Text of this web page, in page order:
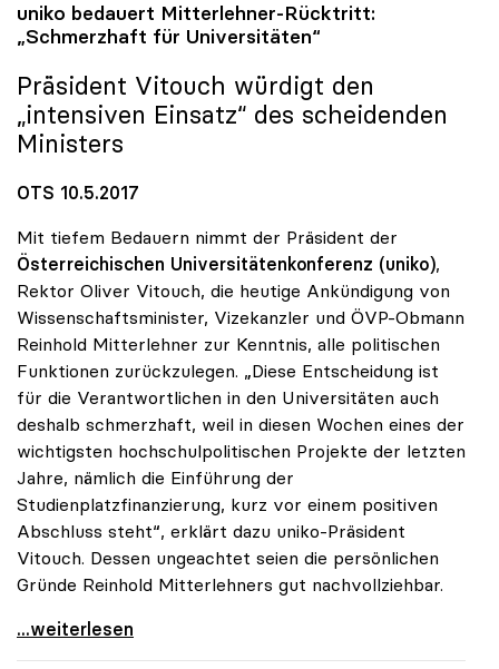
uniko bedauert Mitterlehner-Rücktritt:
„Schmerzhaft für Universitäten“
Präsident Vitouch würdigt den
„intensiven Einsatz“ des scheidenden
Ministers
OTS 10.5.2017
Mit tiefem Bedauern nimmt der Präsident der
Österreichischen Universitätenkonferenz (uniko),
Rektor Oliver Vitouch, die heutige Ankündigung von
Wissenschaftsminister, Vizekanzler und ÖVP-Obmann
Reinhold Mitterlehner zur Kenntnis, alle politischen
Funktionen zurückzulegen. „Diese Entscheidung ist
für die Verantwortlichen in den Universitäten auch
deshalb schmerzhaft, weil in diesen Wochen eines der
wichtigsten hochschulpolitischen Projekte der letzten
Jahre, nämlich die Einführung der
Studienplatzfinanzierung, kurz vor einem positiven
Abschluss steht“, erklärt dazu uniko-Präsident
Vitouch. Dessen ungeachtet seien die persönlichen
Gründe Reinhold Mitterlehners gut nachvollziehbar.
uniko bedauert Mitterlehner-Rücktritt:
...weiterlesen